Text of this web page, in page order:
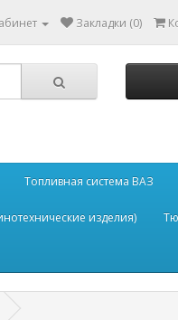
Закладки (0)
Топливная система ВАЗ
изделия)